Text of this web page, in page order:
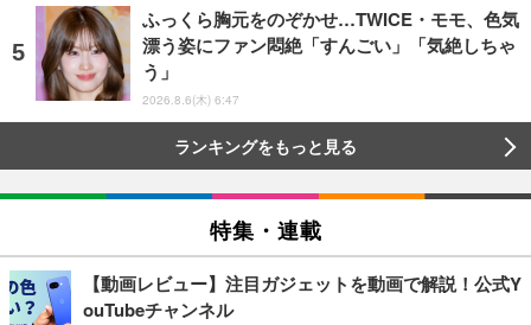
ふっくら胸元をのぞかせ…TWICE・モモ、色気
漂う姿にファン悶絶「すんごい」「気絶しちゃ
う」
2026.8.6(木) 6:47
ランキングをもっと見る
特集・連載
【動画レビュー】注目ガジェットを動画で解説！公式Y
ouTubeチャンネル